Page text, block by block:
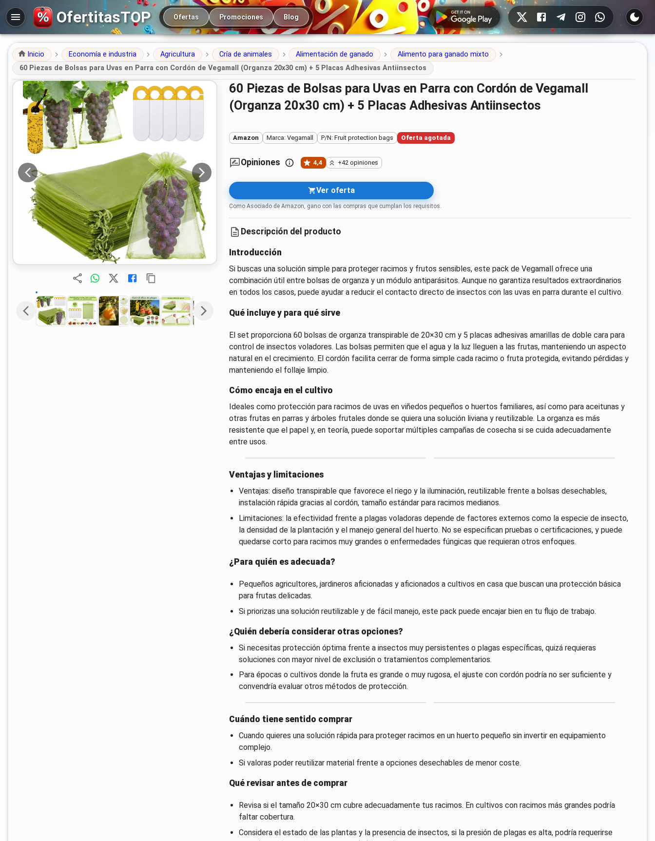
OfertitasTOP Navegación principal
Ofertas Promociones Blog
Redes sociales
Inicio Economía e industria Agricultura Cría de animales Alimentación de ganado
Alimento para ganado mixto
60 Piezas de Bolsas para Uvas en Parra con Cordón de Vegamall (Organza 20x30 cm) + 5 Placas Adhesivas Antiinsectos
60 Piezas de Bolsas para Uvas en Parra con Cordón de Vegamall
(Organza 20x30 cm) + 5 Placas Adhesivas Antiinsectos
Amazon Marca: Vegamall P/N: Fruit protection bags Oferta agotada
Opiniones 4,4 +42 opiniones
Ver oferta
Como Asociado de Amazon, gano con las compras que cumplan los requisitos.
Descripción del producto
Introducción
Si buscas una solución simple para proteger racimos y frutos sensibles, este pack de Vegamall ofrece una
combinación útil entre bolsas de organza y un módulo antiparásitos. Aunque no garantiza resultados extraordinarios
en todos los casos, puede ayudar a reducir el contacto directo de insectos con las uvas en parra durante el cultivo.
Qué incluye y para qué sirve
El set proporciona 60 bolsas de organza transpirable de 20×30 cm y 5 placas adhesivas amarillas de doble cara para
control de insectos voladores. Las bolsas permiten que el agua y la luz lleguen a las frutas, manteniendo un aspecto
natural en el crecimiento. El cordón facilita cerrar de forma simple cada racimo o fruta protegida, evitando pérdidas y
manteniendo el follaje limpio.
Cómo encaja en el cultivo
Ideales como protección para racimos de uvas en viñedos pequeños o huertos familiares, así como para aceitunas y
otras frutas en parras y árboles frutales donde se quiera una solución liviana y reutilizable. La organza es más
resistente que el papel y, en teoría, puede soportar múltiples campañas de cosecha si se cuida adecuadamente
entre usos.
Ventajas y limitaciones
Ventajas: diseño transpirable que favorece el riego y la iluminación, reutilizable frente a bolsas desechables,
instalación rápida gracias al cordón, tamaño estándar para racimos medianos.
Limitaciones: la efectividad frente a plagas voladoras depende de factores externos como la especie de insecto,
la densidad de la plantación y el manejo general del huerto. No se especifican pruebas o certificaciones, y puede
quedarse corto para racimos muy grandes o enfermedades fúngicas que requieran otros enfoques.
¿Para quién es adecuada?
Pequeños agricultores, jardineros aficionadas y aficionados a cultivos en casa que buscan una protección básica
para frutas delicadas.
Si priorizas una solución reutilizable y de fácil manejo, este pack puede encajar bien en tu flujo de trabajo.
¿Quién debería considerar otras opciones?
Si necesitas protección óptima frente a insectos muy persistentes o plagas específicas, quizá requieras
soluciones con mayor nivel de exclusión o tratamientos complementarios.
Para épocas o cultivos donde la fruta es grande o muy rugosa, el ajuste con cordón podría no ser suficiente y
convendría evaluar otros métodos de protección.
Cuándo tiene sentido comprar
Cuando quieres una solución rápida para proteger racimos en un huerto pequeño sin invertir en equipamiento
complejo.
Si valoras poder reutilizar material frente a opciones desechables de menor coste.
Qué revisar antes de comprar
Revisa si el tamaño 20×30 cm cubre adecuadamente tus racimos. En cultivos con racimos más grandes podría
faltar cobertura.
Considera el estado de las plantas y la presencia de insectos, si la presión de plagas es alta, podría requerirse